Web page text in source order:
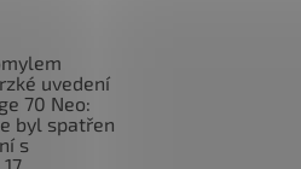
uvedení
70 Neo:
byl spatřen
s